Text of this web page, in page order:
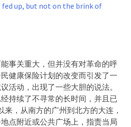
fed up, but not on the brink of
事关重大，但并没有对革命的呼
健康保险计划的改变而引发了一
活动，出现了一些大胆的说法。
持续了不寻常的长时间，并且已
来，从南方的广州到北方的大连，
点附近或公共广场上，指责当局